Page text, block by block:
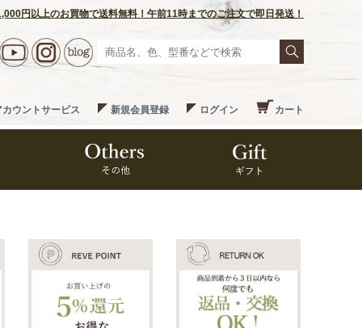
円以上のお買物で送料無料！午前11時までのご注文で即日発送！
カウントサービス 新規会員登録 ログイン カート